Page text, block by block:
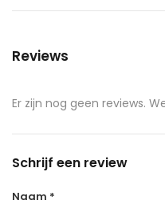
Reviews
Er zijn nog geen reviews.
Schrijf een review
Naam *